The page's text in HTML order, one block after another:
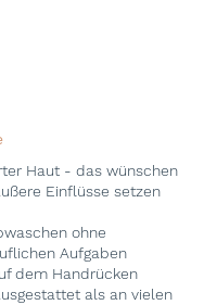
Haut - das wünschen
Einflüsse setzen
ohne
Aufgaben
dem Handrücken
als an vielen